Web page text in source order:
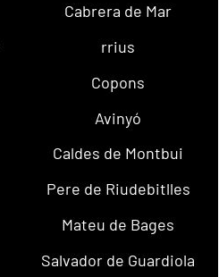
Cabrera de Mar
rrius
Copons
Avinyó
Caldes de Montbui
Pere de Riudebitlles
Mateu de Bages
Salvador de Guardiola